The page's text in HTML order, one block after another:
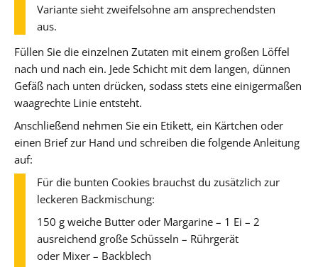
Variante sieht zweifelsohne am ansprechendsten
aus.
Füllen Sie die einzelnen Zutaten mit einem großen Löffel
nach und nach ein. Jede Schicht mit dem langen, dünnen
Gefäß nach unten drücken, sodass stets eine einigermaßen
waagrechte Linie entsteht.
Anschließend nehmen Sie ein Etikett, ein Kärtchen oder
einen Brief zur Hand und schreiben die folgende Anleitung
auf:
Für die bunten Cookies brauchst du zusätzlich zur
leckeren Backmischung:
150 g weiche Butter oder Margarine – 1 Ei – 2
ausreichend große Schüsseln – Rührgerät
oder Mixer – Backblech